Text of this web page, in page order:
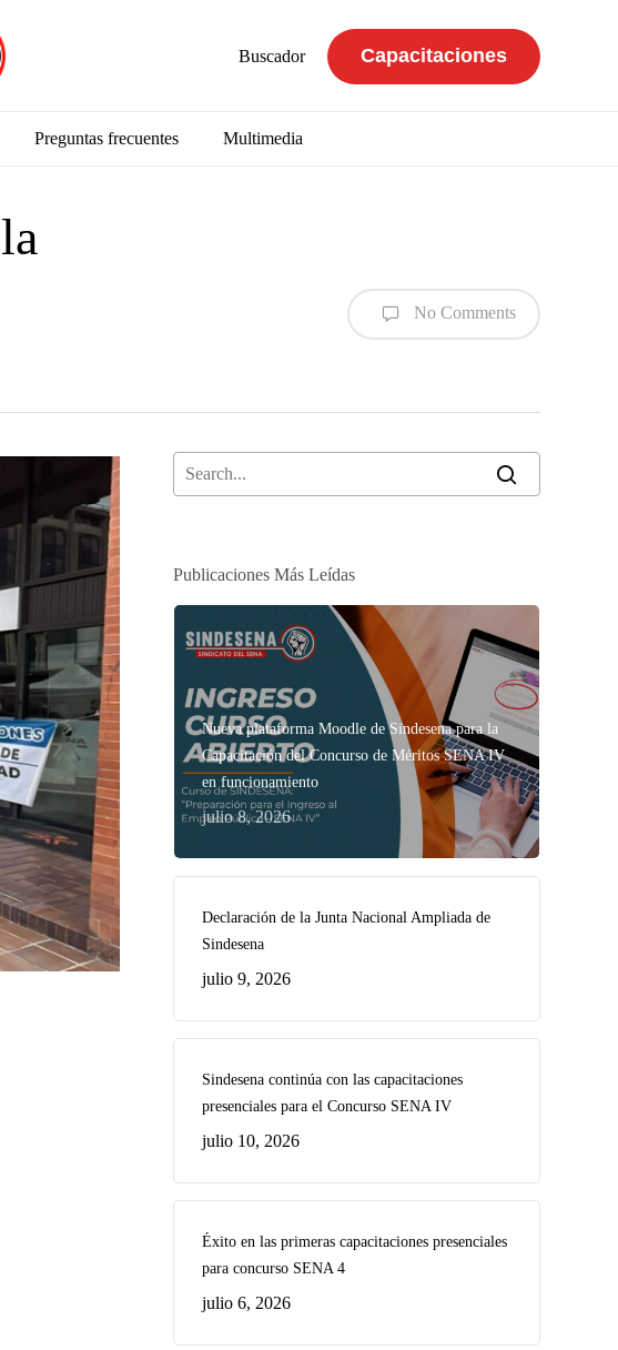
Buscador Capacitaciones
Preguntas frecuentes Multimedia
No Comments
Publicaciones Más Leídas
Nueva plataforma Moodle de Sindesena para la
Capacitación del Concurso de Méritos SENA IV
en funcionamiento
julio 8, 2026
Declaración de la Junta Nacional Ampliada de
Sindesena
julio 9, 2026
Sindesena continúa con las capacitaciones
presenciales para el Concurso SENA IV
julio 10, 2026
Éxito en las primeras capacitaciones presenciales
para concurso SENA 4
julio 6, 2026